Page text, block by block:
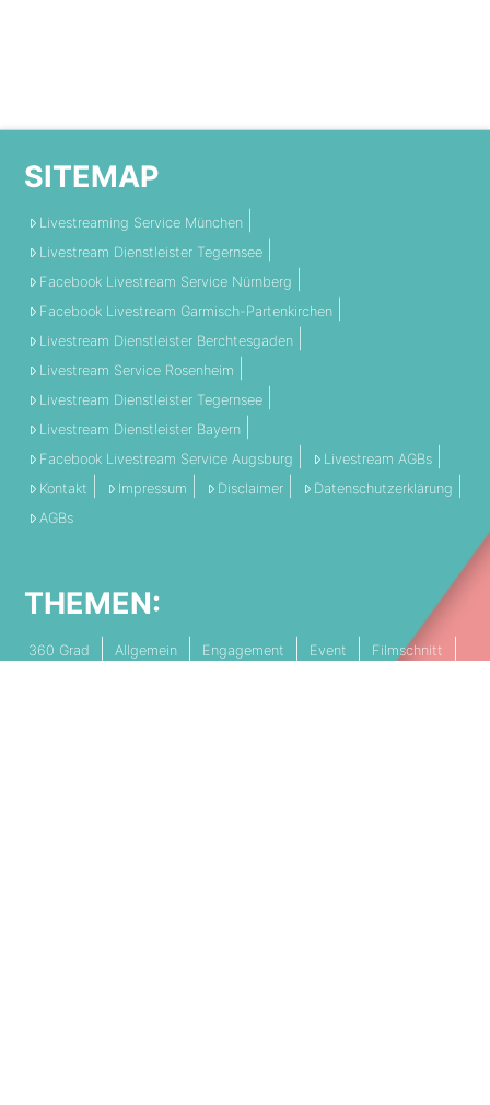
SITEMAP
Livestreaming Service München
Livestream Dienstleister Tegernsee
Facebook Livestream Service Nürnberg
Facebook Livestream Garmisch-Partenkirchen
Livestream Dienstleister Berchtesgaden
Livestream Service Rosenheim
Livestream Dienstleister Tegernsee
Livestream Dienstleister Bayern
Facebook Livestream Service Augsburg
Livestream AGBs
Kontakt
Impressum Disclaimer
Datenschutzerklärung
AGBs
THEMEN:
360 Grad Allgemein Engagement Event
Filmschnitt